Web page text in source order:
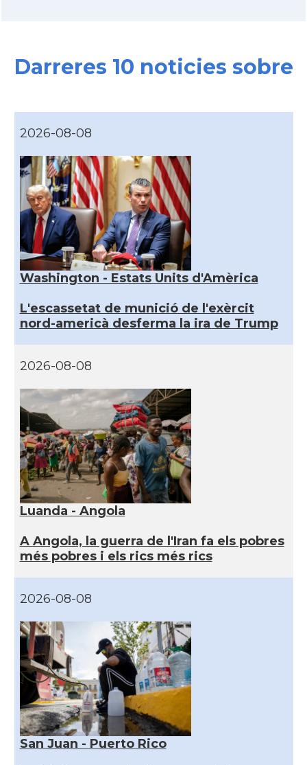
Darreres 10 noticies sobre
2026-08-08
Washington - Estats Units d'Amèrica
L'escassetat de munició de l'exèrcit
nord-americà desferma la ira de Trump
2026-08-08
Luanda - Angola
A Angola, la guerra de l'Iran fa els pobres
més pobres i els rics més rics
2026-08-08
San Juan - Puerto Rico